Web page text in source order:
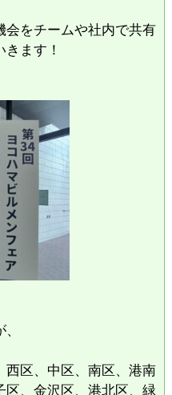
会をチームや社内で共有
ます！
西区、中区、南区、港南
区、金沢区、港北区、緑